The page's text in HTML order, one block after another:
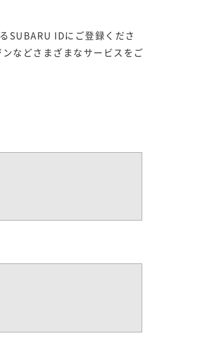
SUBARU IDにご登録くださ
などさまざまなサービスをご